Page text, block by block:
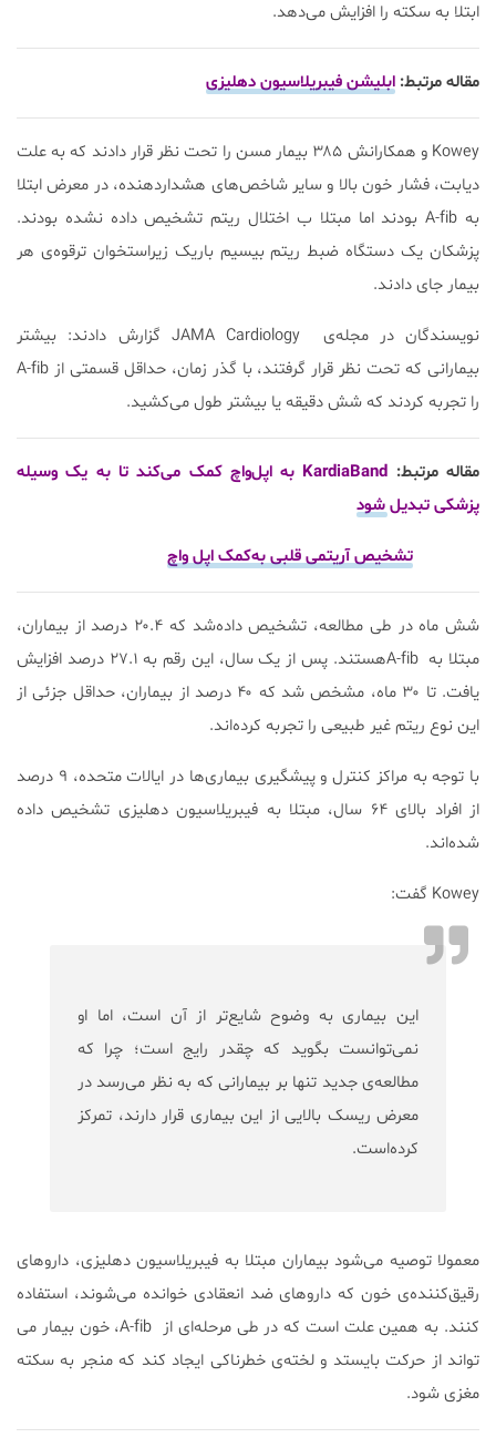
ابتلا به سکته را افزایش می‌دهد.
مقاله مرتبط: ابلیشن فیبریلاسیون دهلیزی
Kowey و همکارانش ۳۸۵ بیمار مسن را تحت نظر قرار دادند که به علت
دیابت، فشار خون بالا و سایر شاخص‌های هشدار‌دهنده، در معرض ابتلا
به A-fib بودند اما مبتلا ب اختلال ریتم تشخیص داده نشده بودند.
پزشکان یک دستگاه ضبط ریتم بیسیم باریک زیراستخوان ترقوه‌ی هر
بیمار جای دادند.
نویسندگان در مجله‌ی JAMA Cardiology گزارش دادند: بیشتر
بیمارانی که تحت نظر قرار گرفتند، با گذر زمان، حداقل قسمتی از A-fib
را تجربه کردند که شش دقیقه یا بیشتر طول می‌کشید.
مقاله مرتبط:
KardiaBand به اپل‌واچ کمک می‌کند تا به یک وسیله
پزشکی تبدیل شود
تشخیص آریتمی قلبی به‌کمک اپل واچ
شش ماه در طی مطالعه، تشخیص داده‌شد که ۲۰.۴ درصد از بیماران،
مبتلا به A-fibهستند. پس از یک سال، این رقم به ۲۷.۱ درصد افزایش
یافت. تا ۳۰ ماه، مشخص شد که ۴۰ درصد از بیماران، حداقل جزئی از
این نوع ریتم غیر طبیعی را تجربه کرده‌اند.
با توجه به مراکز کنترل و پیشگیری بیماری‌ها در ایالات متحده، ۹ درصد
از افراد بالای ۶۴ سال، مبتلا به فیبریلاسیون دهلیزی تشخیص داده
شده‌اند.
Kowey گفت:
این بیماری به وضوح شایع‌تر از آن است، اما او
نمی‌توانست بگوید که چقدر رایج است؛ چرا که
مطالعه‌ی جدید تنها بر بیمارانی که به نظر می‌رسد در
معرض ریسک بالایی از این بیماری قرار دارند، تمرکز
کرده‌است.
معمولا توصیه می‌شود بیماران مبتلا به فیبریلاسیون دهلیزی، داروهای
رقیق‌کننده‌ی خون که داروهای ضد انعقادی خوانده می‌شوند، استفاده
کنند. به همین علت است که در طی مرحله‌ای از A-fib، خون بیمار می
تواند از حرکت بایستد و لخته‌ی خطرناکی ایجاد کند که منجر به سکته
مغزی شود.